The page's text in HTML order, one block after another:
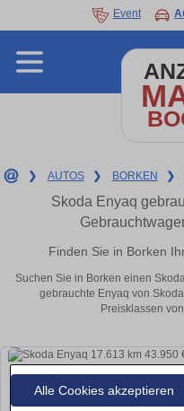
Alle Cookies akzeptieren
Event
❯ AUTOS ❯ BORKEN ❯
Skoda Enyaq
Finden Sie in Borken
Suchen Sie in Borken einen
gebrauchte Enyaq von
Preisklassen